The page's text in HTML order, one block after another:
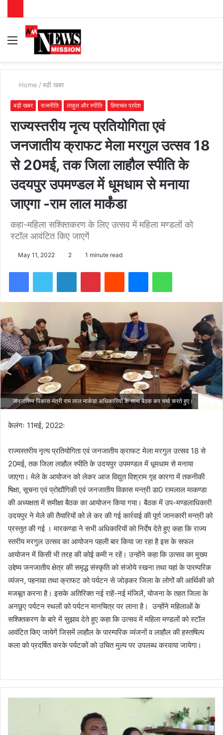
Menu
Home / बड़ी खबर
बड़ी खबर राजनीति लाहुल और स्पीति हिमाचल प्रदेश
राज्यस्तरीय नृत्य प्रतियोगिता एवं
जनजातीय क्राफट मेला मरगुल उत्सव 18
से 20मई, तक जिला लाहौल स्पीति के
उदयपुर उपमण्डल में धूमधाम से मनाया
जाएगा -राम लाल मार्कंडा
कहा-महिला सश्क्तिकरण के लिए उत्सव में महिला मण्डलों को
स्टॉल आवंटित किए जाएगें
May 11, 2022 2 1 minute read
जनजातिय विकास मंत्री राम लाल मार्कडा अधिकारियों के साथ बैठक कर चर्चा करते हुए।
केलंगः 11मई, 2022ः
राज्यस्तरीय नृत्य प्रतियोगिता एवं जनजातीय क्राफट मेला मरगुल उत्सव 18 से
20मई, तक जिला लाहौल स्पीति के उदयपुर उपमण्डल में धूमधाम से मनाया
जाएगा। मेले के आयोजन को लेकर आज विद्युत विश्राम गृह कारगा में तकनीकी
षिक्षा, सूचना एवं प्रोद्यौगिकी एवं जनजातीय विकास मन्त्री डा0 रामलाल माकण्डा
की अध्यक्षता में समीक्षा बैठक का आयोजन किया गया। बैठक में उप-मण्डलाधिकारी
उदयपुर ने मेले की तैयारियों को ले कर की गई कार्रवाई की पूर्ण जानकारी मन्त्री को
प्रस्तुत की गई । मारकण्डा ने सभी अधिकारियों को निर्देष देते हुए कहा कि राज्य
स्तरीय मरगुल उत्सव का आयोजन पहली बार किया जा रहा है इस के सफल
आयोजन में किसी भी तरह की कोई कमी न रहें। उन्होंने कहा कि उत्सव का मुख्य
उद्देष्य जनजातीय क्षेत्र की समृद्ध संस्कृति को संजोये रखना तथा यहां के पारम्परिक
व्यंजन, पहनावा तथा क्राफट को पर्यटन से जोड़कर जिला के लोगों की आर्थिकी को
मजबूत करना है। इसके अतिरिक्त नई राहें-नई मंजिलें, योजना के तहत जिला के
अनछुए पर्यटन स्थलों को पर्यटन मानचित्र पर लाना है। उन्होंने महिलाओं के
सश्क्तिकरण के बारे में सुझाव देते हुए कहा कि उत्सव में महिला मण्डलों को स्टॉल
आवंटित किए जायेगें जिसमें लाहौल के पारम्परिक व्यंजनों व लाहौल की हस्तषिल्प
कला को प्रदर्षित करके पर्यटकों को उचित मुल्य पर उपलब्ध करवाया जायेगा।